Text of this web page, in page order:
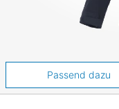
Passend dazu